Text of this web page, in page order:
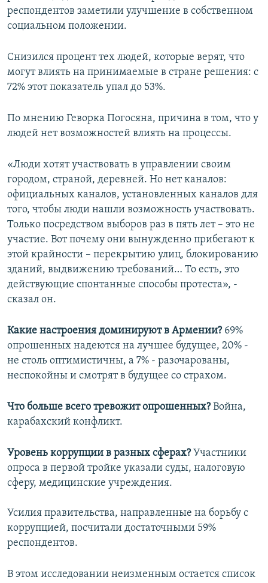
респондентов заметили улучшение в собственном
социальном положении.
Снизился процент тех людей, которые верят, что
могут влиять на принимаемые в стране решения: с
72% этот показатель упал до 53%.
По мнению Геворка Погосяна, причина в том, что у
людей нет возможностей влиять на процессы.
«Люди хотят участвовать в управлении своим
городом, страной, деревней. Но нет каналов:
официальных каналов, установленных каналов для
того, чтобы люди нашли возможность участвовать.
Только посредством выборов раз в пять лет – это не
участие. Вот почему они вынужденно прибегают к
этой крайности – перекрытию улиц, блокированию
зданий, выдвижению требований… То есть, это
действующие спонтанные способы протеста», -
сказал он.
Какие настроения доминируют в Армении?69%
опрошенных надеются на лучшее будущее, 20% -
не столь оптимистичны, а 7% - разочарованы,
неспокойны и смотрят в будущее со страхом.
Что больше всего тревожит опрошенных?Война,
карабахский конфликт.
Уровень коррупции в разных сферах? Участники
опроса в первой тройке указали суды, налоговую
сферу, медицинские учреждения.
Усилия правительства, направленные на борьбу с
коррупцией, посчитали достаточными 59%
респондентов.
В этом исследовании неизменным остается список